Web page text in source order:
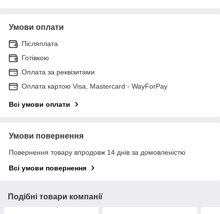
Умови оплати
Післяплата
Готівкою
Оплата за реквізитами
Оплата картою Visa, Mastercard - WayForPay
Всі умови оплати
Умови повернення
Повернення товару впродовж 14 днів за домовленістю
Всі умови повернення
Подібні товари компанії